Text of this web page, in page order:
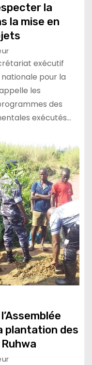
la
la mise en
exécutif
pour la
les
des
exécutés…
plantation des